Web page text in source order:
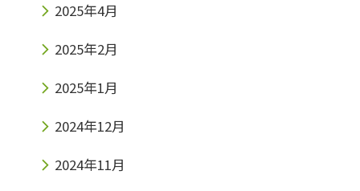
2025年4月
2025年2月
2025年1月
2024年12月
2024年11月